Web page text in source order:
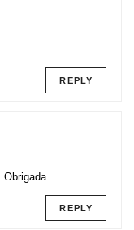
REPLY
REPLY